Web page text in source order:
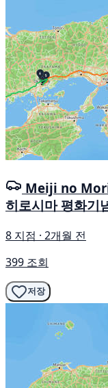
Meiji no
히로시마 평화기
8 지점 · 2개월 전
399 조회
저장